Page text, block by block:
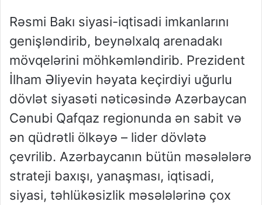
Rəsmi Bakı siyasi-iqtisadi imkanlarını
genişləndirib, beynəlxalq arenadakı
mövqelərini möhkəmləndirib. Prezident
İlham Əliyevin həyata keçirdiyi uğurlu
dövlət siyasəti nəticəsində Azərbaycan
Cənubi Qafqaz regionunda ən sabit və
ən qüdrətli ölkəyə – lider dövlətə
çevrilib. Azərbaycanın bütün məsələlərə
strateji baxışı, yanaşması, iqtisadi,
siyasi, təhlükəsizlik məsələlərinə çox